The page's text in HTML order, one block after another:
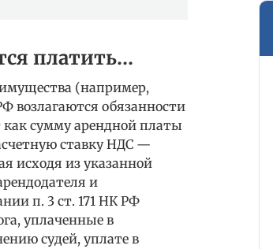
платить…
имущества (например,
возлагаются обязанности
как сумму арендной платы
ставку НДС —
исходя из указанной
и
п. 3 ст. 171 НК РФ
уплаченные в
судей, уплате в